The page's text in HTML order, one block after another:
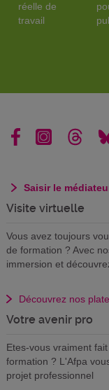
réelle de
travail
Saisir le
Visite virtuelle
Vous avez toujours
de formation ? Avec
immersion et
Découvrez nos
Votre avenir pro
Etes-vous vraiment
formation ? L'Afpa
projet professionnel